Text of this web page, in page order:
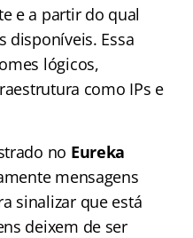
e a partir do qual
disponíveis. Essa
lógicos,
como IPs e
no Eureka
mensagens
sinalizar que está
deixem de ser